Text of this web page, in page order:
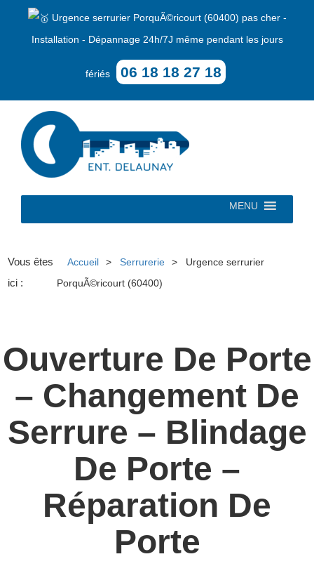
Urgence serrurier PorquÃ©ricourt (60400) pas cher -
Installation - Dépannage 24h/7J même pendant les jours
fériés 06 18 18 27 18
MENU
Vous êtes
ici :
Accueil Serrurerie
Urgence serrurier
PorquÃ©ricourt (60400)
Ouverture De Porte
– Changement De
Serrure – Blindage
De Porte –
Réparation De
Porte